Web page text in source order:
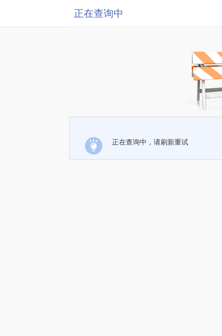
正在查询中
正在查询中，请刷新重试